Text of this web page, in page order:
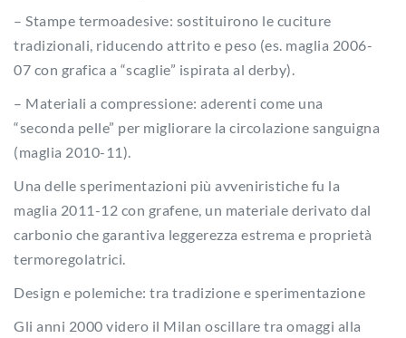
– Stampe termoadesive: sostituirono le cuciture
tradizionali, riducendo attrito e peso (es. maglia 2006-
07 con grafica a “scaglie” ispirata al derby).
– Materiali a compressione: aderenti come una
“seconda pelle” per migliorare la circolazione sanguigna
(maglia 2010-11).
Una delle sperimentazioni più avveniristiche fu la
maglia 2011-12 con grafene, un materiale derivato dal
carbonio che garantiva leggerezza estrema e proprietà
termoregolatrici.
Design e polemiche: tra tradizione e sperimentazione
Gli anni 2000 videro il Milan oscillare tra omaggi alla